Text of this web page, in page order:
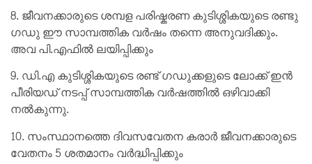
8. ജീവനക്കാരുടെ ശമ്പള പരിഷ്കരണ കുടിശ്ശികയുടെ രണ്ടു
ഗഡു ഈ സാമ്പത്തിക വർഷം തന്നെ അനുവദിക്കും.
അവ പി.എഫിൽ ലയിപ്പിക്കും
9. ഡി.എ കുടിശ്ശികയുടെ രണ്ട് ഗഡുക്കളുടെ ലോക്ക് ഇൻ
പീരിയഡ് നടപ്പ് സാമ്പത്തിക വർഷത്തിൽ ഒഴിവാക്കി
നൽകുന്നു.
10. സംസ്ഥാനത്തെ ദിവസവേതന കരാർ ജീവനക്കാരുടെ
വേതനം 5 ശതമാനം വർദ്ധിപ്പിക്കും